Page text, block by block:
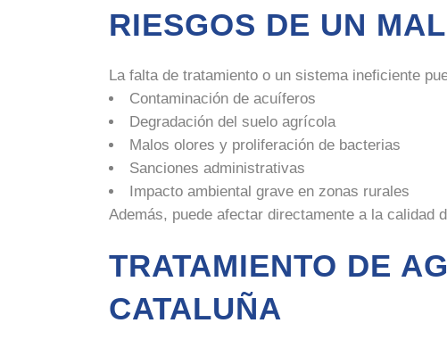
RIESGOS DE UN
La falta de tratamiento o un sistema ineficiente
Contaminación de acuíferos
Degradación del suelo agrícola
Malos olores y proliferación de bacterias
Sanciones administrativas
Impacto ambiental grave en zonas rurales
Además, puede afectar directamente a la calidad
TRATAMIENTO DE
CATALUÑA